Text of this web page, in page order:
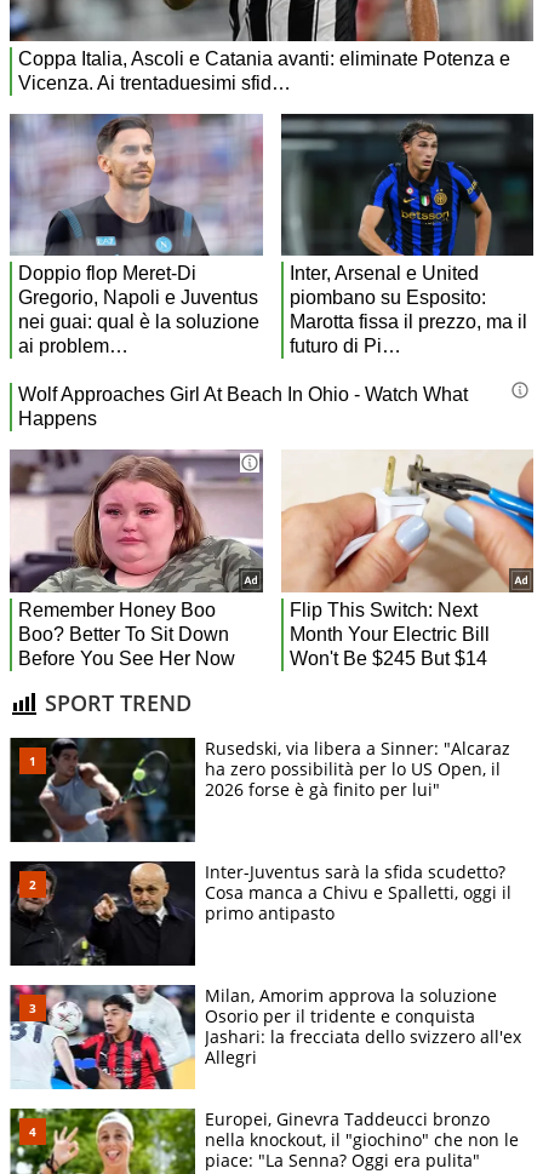
SPORT TREND
Rusedski, via libera a Sinner: "Alcaraz
ha zero possibilità per lo US Open, il
2026 forse è gà finito per lui"
Inter-Juventus sarà la sfida scudetto?
Cosa manca a Chivu e Spalletti, oggi il
primo antipasto
Milan, Amorim approva la soluzione
Osorio per il tridente e conquista
Jashari: la frecciata dello svizzero all'ex
Allegri
Europei, Ginevra Taddeucci bronzo
nella knockout, il "giochino" che non le
piace: "La Senna? Oggi era pulita"